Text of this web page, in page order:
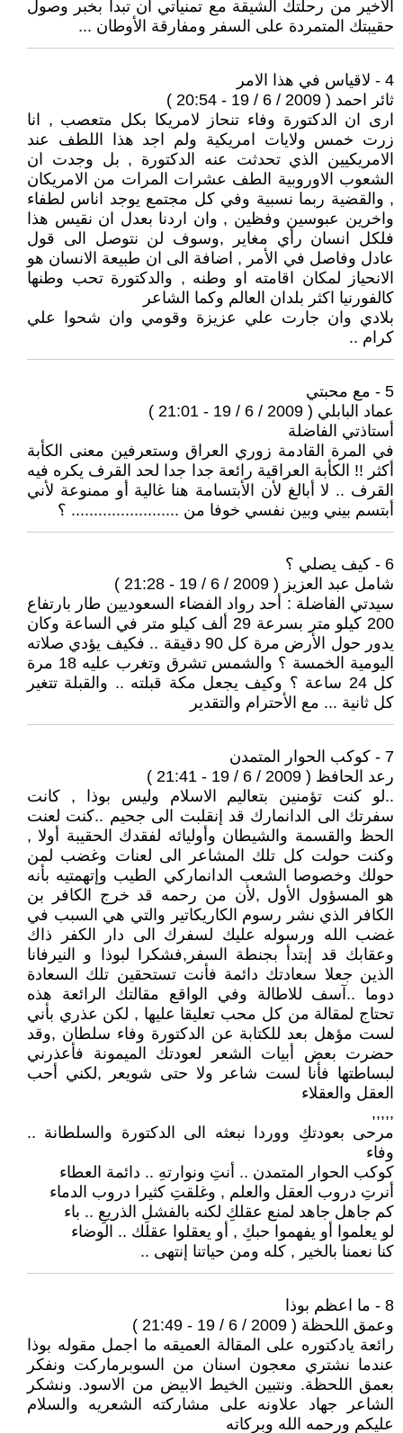
الأخير من رحلتك الشيقة مع تمنياتي أن تبدأ بخبر وصول
حقيبتك المتمردة على السفر ومفارقة الأوطان ...
4 - لاقياس في هذا الامر
ثائر احمد ( 2009 / 6 / 19 - 20:54 )
ارى ان الدكتورة وفاء تنحاز لامريكا بكل متعصب , انا
زرت خمس ولايات امريكية ولم اجد هذا اللطف عند
الامريكيين الذي تحدثت عنه الدكتورة , بل وجدت ان
الشعوب الاوروبية الطف عشرات المرات من الامريكان
, والقضية ربما نسبية وفي كل مجتمع يوجد اناس لطفاء
واخرين عبوسين وفظين , وان اردنا بعدل ان نقيس هذا
فلكل انسان رأي مغاير ,وسوف لن نتوصل الى قول
عادل وفاصل في الأمر , اضافة الى ان طبيعة الانسان هو
الانحياز لمكان اقامته او وطنه , والدكتورة تحب وطنها
كالفورنيا اكثر بلدان العالم وكما الشاعر
بلادي وان جارت علي عزيزة وقومي وان شحوا علي
كرام ..
5 - مع محبتي
عماد البابلي ( 2009 / 6 / 19 - 21:01 )
أستاذتي الفاضلة
في المرة القادمة زوري العراق وستعرفين معنى الكأبة
أكثر !! الكأبة العراقية رائعة جدا جدا لحد القرف يكره فيه
القرف .. لا أبالغ لأن الأبتسامة هنا غالية أو ممنوعة لأني
أبتسم بيني وبين نفسي خوفا من ........................ ؟
6 - كيف يصلي ؟
شامل عبد العزيز ( 2009 / 6 / 19 - 21:28 )
سيدتي الفاضلة : أحد رواد الفضاء السعوديين طار بارتفاع
200 كيلو متر بسرعة 29 ألف كيلو متر في الساعة وكان
يدور حول الأرض مرة كل 90 دقيقة .. فكيف يؤدي صلاته
اليومية الخمسة ؟ والشمس تشرق وتغرب عليه 18 مرة
كل 24 ساعة ؟ وكيف يجعل مكة قبلته .. والقبلة تتغير
كل ثانية ... مع الأحترام والتقدير
7 - كوكب الحوار المتمدن
رعد الحافظ ( 2009 / 6 / 19 - 21:41 )
..لو كنت تؤمنين بتعاليم الاسلام وليس بوذا , كانت
سفرتك الى الدانمارك قد إنقلبت الى جحيم ..كنت لعنت
الحظ والقسمة والشيطان وأوليائه لفقدك الحقيبة أولا ,
وكنت حولت كل تلك المشاعر الى لعنات وغضب لمن
حولك وخصوصا الشعب الدانماركي الطيب وإتهمتيه بأنه
هو المسؤول الأول ,لأن من رحمه قد خرج الكافر بن
الكافر الذي نشر رسوم الكاريكاتير والتي هي السبب في
غضب الله ورسوله عليك لسفرك الى دار الكفر ذاك
وعقابك قد إبتدأ بجنطة السفر,فشكرا لبوذا و النيرفانا
الذين جعلا سعادتك دائمة فأنت تستحقين تلك السعادة
دوما ..آسف للاطالة وفي الواقع مقالتك الرائعة هذه
تحتاج لمقالة من كل محب تعليقا عليها , لكن عذري بأني
لست مؤهل بعد للكتابة عن الدكتورة وفاء سلطان ,وقد
حضرت بعض أبيات الشعر لعودتك الميمونة فأعذرني
لبساطتها فأنا لست شاعر ولا حتى شويعر ,لكني أحب
العقل والعقلاء
,,,,,
مرحى بعودتكِ ووردا نبعثه الى الدكتورة والسلطانة ..
وفاء
كوكب الحوار المتمدن .. أنتِ ونوارتهِ .. دائمة العطاء
أنرتِ دروب العقل والعلم , وغلقتِ كثيرا دروب الدماء
كم جاهل جاهد لمنع عقلكِ لكنه بالفشلِ الذريعِ .. باء
لو يعلموا أو يفهموا حبكِ , أو يعقلوا عقلك .. الوضاء
كنا نعمنا بالخير , كله ومن حياتنا إنتهى ..
8 - ما اعظم بوذا
وعمق اللحظة ( 2009 / 6 / 19 - 21:49 )
رائعة يادكتوره على المقالة العميقه ما اجمل مقوله بوذا
عندما نشتري معجون اسنان من السوبرماركت ونفكر
بعمق اللحظة. ونتبين الخيط الابيض من الاسود. ونشكر
الشاعر جهاد علاونه على مشاركته الشعريه والسلام
عليكم ورحمه الله وبركاته